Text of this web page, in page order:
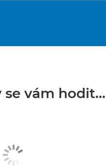
se vám hodit...